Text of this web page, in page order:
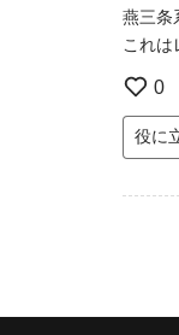
燕三条
これは
0
役に